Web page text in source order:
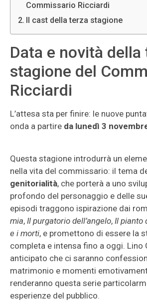
Commissario Ricciardi
Il cast della terza stagione
Data e novità della
stagione del
Ricciardi
L’attesa sta per finire: le nuove
onda a partire da lunedì 3
Questa stagione introdurrà un
nella vita del commissario: il tema
genitorialità, che porterà a uno
profondo del personaggio e delle
episodi traggono ispirazione dai
mia, Il purgatorio dell’angelo, Il pianto
e i morti, e promettono di essere la
completa e intensa fino a oggi. Lino
anticipato che ci saranno
matrimonio e momenti
renderanno questa serie
esperienze del pubblico.